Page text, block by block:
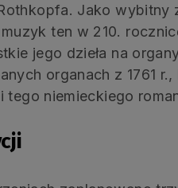
Jako wybitny
ten w 210.
jego dzieła na
organach z 1761
niemieckiego